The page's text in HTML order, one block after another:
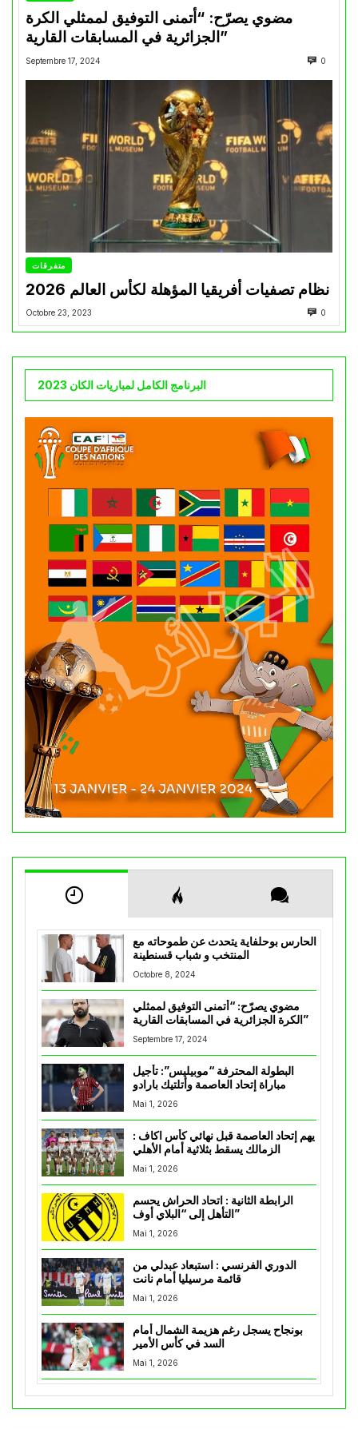
مضوي يصرّح: “أتمنى التوفيق لممثلي الكرة
الجزائرية في المسابقات القارية”
Septembre 17, 2024 0
متفرقات
نظام تصفيات أفريقيا المؤهلة لكأس العالم 2026
Octobre 23, 2023 0
البرنامج الكامل لمباريات الكان 2023
الحارس بوحلفاية يتحدث عن طموحاته مع
المنتخب و شباب قسنطينة
Octobre 8, 2024
مضوي يصرّح: “أتمنى التوفيق لممثلي
الكرة الجزائرية في المسابقات القارية”
Septembre 17, 2024
البطولة المحترفة “موبيليس”: تأجيل
مباراة إتحاد العاصمة وأتلتيك بارادو
Mai 1, 2026
يهم إتحاد العاصمة قبل نهائي كأس اكاف :
Mai 1, 2026
الرابطة الثانية : اتحاد الحراش يحسم
التأهل إلى “البلاي أوف”
Mai 1, 2026
الدوري الفرنسي : استبعاد عبدلي من
قائمة مرسيليا أمام نانت
Mai 1, 2026
بونجاح يسجل رغم هزيمة الشمال أمام
السد في كأس الأمير
Mai 1, 2026